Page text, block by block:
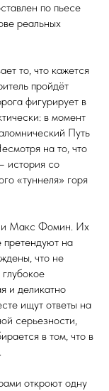
по пьесе
реальных
то, что кажется
пройдёт
фигурирует в
в момент
Путь
на то, что
история со
«туннеля» горя
и Макс Фомин. Их
претендуют на
что не
и деликатно
ищут ответы на
серьезности,
в том, что в
откроют одну